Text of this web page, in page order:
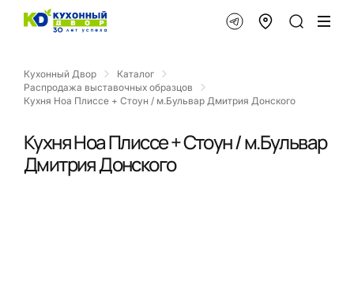
Кухонный Двор
Каталог
Распродажа выставочных образцов
Кухня Ноа Плиссе + Стоун / м.Бульвар Дмитрия Донского
Кухня Ноа Плиссе + Стоун / м.Бульвар
Дмитрия Донского